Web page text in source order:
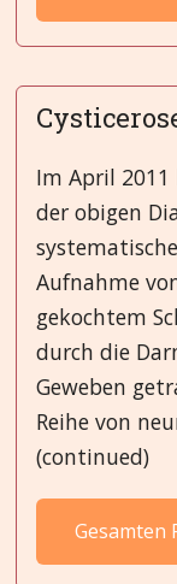
Im April
der obigen
Aufnahme
gekochtem
durch die
Geweben
Reihe von
(continued)
Gesamten